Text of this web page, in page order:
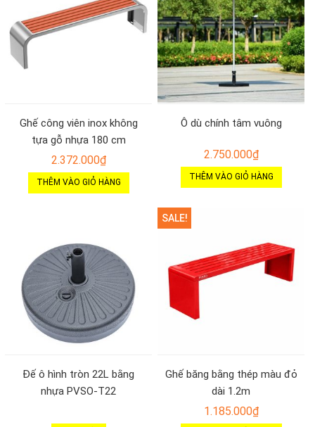
Ghế công viên inox không
tựa gỗ nhựa 180 cm
2.372.000₫
THÊM VÀO GIỎ HÀNG
Ô dù chính tâm vuông
2.750.000₫
THÊM VÀO GIỎ HÀNG
Đế ô hình tròn 22L bằng
nhựa PVSO-T22
SALE!
Ghế băng bằng thép màu đỏ
dài 1.2m
1.185.000₫